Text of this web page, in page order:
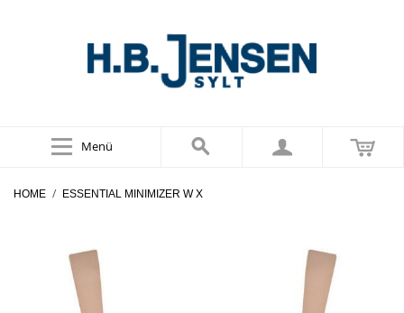
Menü
HOME / ESSENTIAL MINIMIZER W X